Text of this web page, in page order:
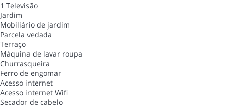
1 Televisão
Jardim
Mobiliário de jardim
Parcela vedada
Terraço
Máquina de lavar roupa
Churrasqueira
Ferro de engomar
Acesso internet
Acesso internet Wifi
Secador de cabelo